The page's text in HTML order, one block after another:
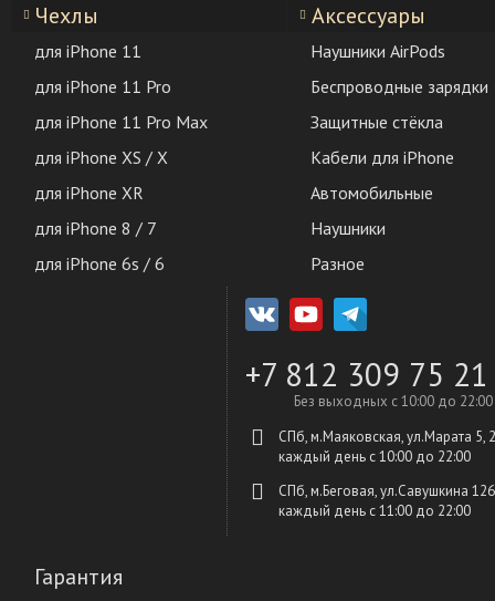
Чехлы
для iPhone 11
для iPhone 11 Pro
для iPhone 11 Pro Max
для iPhone XS / X
для iPhone XR
для iPhone 8 / 7
для iPhone 6s / 6
Аксессуары
Наушники AirPods
Беспроводные зарядки
Защитные стёкла
Кабели для iPhone
Автомобильные
Наушники
Разное
+7 812 309 75 21
Без выходных с 10:00 до 22:00
СПб, м.Маяковская, ул.Марата 5,
каждый день c 10:00 до 22:00
СПб, м.Беговая, ул.Савушкина
каждый день c 11:00 до 22:00
Гарантия